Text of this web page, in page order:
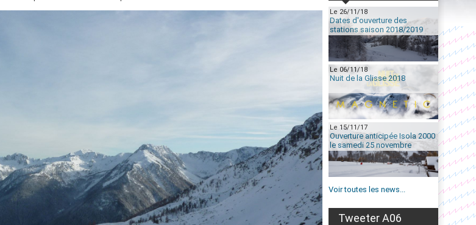
Le 26/11/18
Dates d'ouverture des
stations saison 2018/2019
Le 06/11/18
Nuit de la Glisse 2018
Le 15/11/17
Ouverture anticipée Isola 2000
le samedi 25 novembre
Voir toutes les news...
Tweeter A06